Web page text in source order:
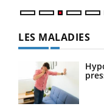
LES MALADIES